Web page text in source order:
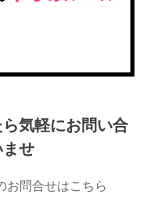
気軽にお問い合
せ
お問合せはこちら